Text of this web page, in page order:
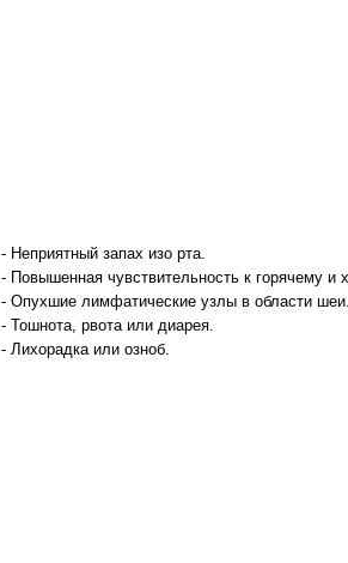
- Неприятный запах изо рта.
- Повышенная чувствительность к горячему и
- Опухшие лимфатические узлы в области шеи.
- Тошнота, рвота или диарея.
- Лихорадка или озноб.